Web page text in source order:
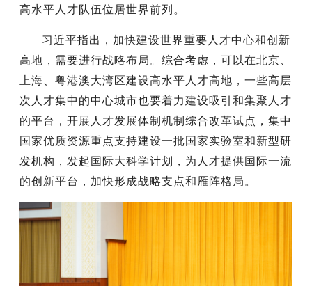
高水平人才队伍位居世界前列。
习近平指出，加快建设世界重要人才中心和创新
高地，需要进行战略布局。综合考虑，可以在北京、
上海、粤港澳大湾区建设高水平人才高地，一些高层
次人才集中的中心城市也要着力建设吸引和集聚人才
的平台，开展人才发展体制机制综合改革试点，集中
国家优质资源重点支持建设一批国家实验室和新型研
发机构，发起国际大科学计划，为人才提供国际一流
的创新平台，加快形成战略支点和雁阵格局。